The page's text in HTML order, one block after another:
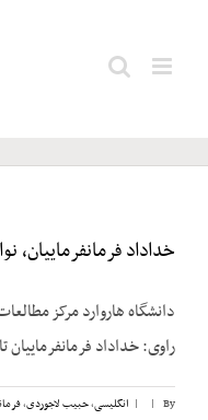
مقدم؛
خداداد فرمانفرماییان، نوار
دانشگاه هاروارد مرکز
راوی: خداداد
By
|
| انگلیسی,حبیب لاجوردی,